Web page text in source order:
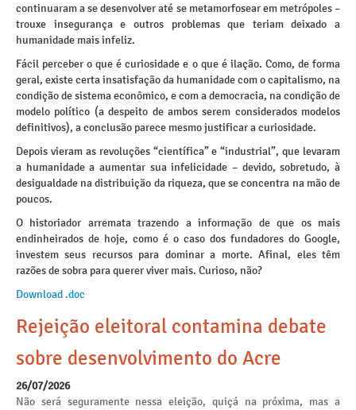
continuaram a se desenvolver até se metamorfosear em metrópoles –
trouxe insegurança e outros problemas que teriam deixado a
humanidade mais infeliz.
Fácil perceber o que é curiosidade e o que é ilação. Como, de forma
geral, existe certa insatisfação da humanidade com o capitalismo, na
condição de sistema econômico, e com a democracia, na condição de
modelo político (a despeito de ambos serem considerados modelos
definitivos), a conclusão parece mesmo justificar a curiosidade.
Depois vieram as revoluções “científica” e “industrial”, que levaram
a humanidade a aumentar sua infelicidade – devido, sobretudo, à
desigualdade na distribuição da riqueza, que se concentra na mão de
poucos.
O historiador arremata trazendo a informação de que os mais
endinheirados de hoje, como é o caso dos fundadores do Google,
investem seus recursos para dominar a morte. Afinal, eles têm
razões de sobra para querer viver mais. Curioso, não?
Download .doc
Rejeição eleitoral contamina debate
sobre desenvolvimento do Acre
26/07/2026
Não será seguramente nessa eleição, quiçá na próxima, mas a